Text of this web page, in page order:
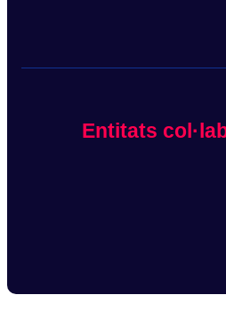
Entitats